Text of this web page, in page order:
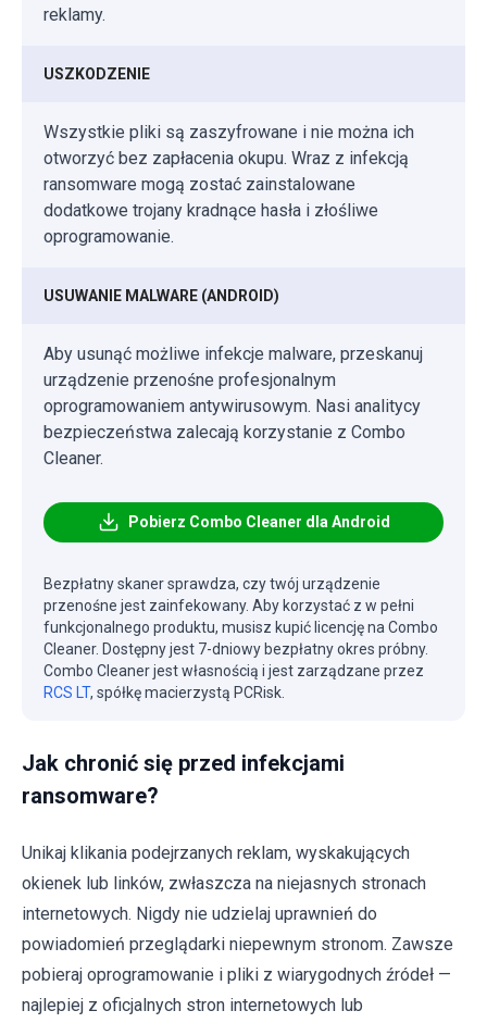
reklamy.
USZKODZENIE
Wszystkie pliki są zaszyfrowane i nie można ich
otworzyć bez zapłacenia okupu. Wraz z infekcją
ransomware mogą zostać zainstalowane
dodatkowe trojany kradnące hasła i złośliwe
oprogramowanie.
USUWANIE MALWARE (ANDROID)
Aby usunąć możliwe infekcje malware, przeskanuj
urządzenie przenośne profesjonalnym
oprogramowaniem antywirusowym. Nasi analitycy
bezpieczeństwa zalecają korzystanie z Combo
Cleaner.
Pobierz Combo Cleaner dla Android
Bezpłatny skaner sprawdza, czy twój urządzenie
przenośne jest zainfekowany. Aby korzystać z w pełni
funkcjonalnego produktu, musisz kupić licencję na Combo
Cleaner. Dostępny jest 7-dniowy bezpłatny okres próbny.
Combo Cleaner jest własnością i jest zarządzane przez
RCS LT, spółkę macierzystą PCRisk.
Jak chronić się przed infekcjami
ransomware?
Unikaj klikania podejrzanych reklam, wyskakujących
okienek lub linków, zwłaszcza na niejasnych stronach
internetowych. Nigdy nie udzielaj uprawnień do
powiadomień przeglądarki niepewnym stronom. Zawsze
pobieraj oprogramowanie i pliki z wiarygodnych źródeł —
najlepiej z oficjalnych stron internetowych lub